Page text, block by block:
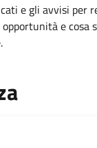
e gli avvisi per
e cosa